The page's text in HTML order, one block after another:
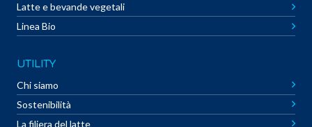
Latte e bevande vegetali
Linea Bio
UTILITY
Chi siamo
Sostenibilità
La filiera del latte